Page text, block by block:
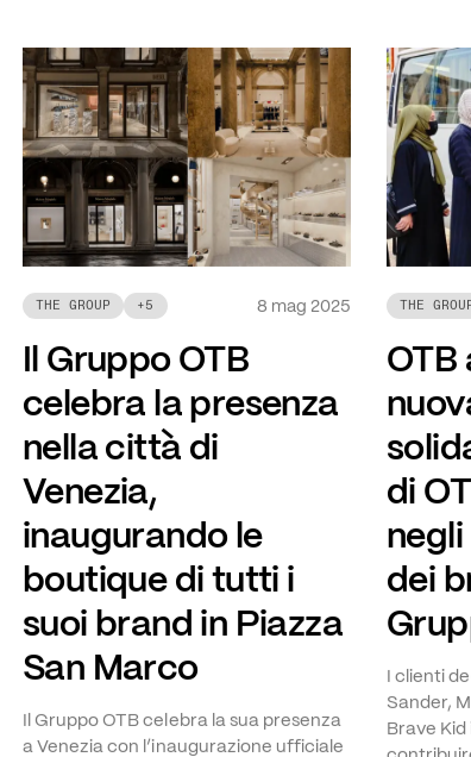
THE GROUP +5 8 mag 2025
Il Gruppo OTB
celebra la presenza
nella città di
Venezia,
inaugurando le
boutique di tutti i
suoi brand in Piazza
San Marco
Il Gruppo OTB celebra la sua presenza
a Venezia con l’inaugurazione ufficiale
THE
OTB
di
dei
I clienti
Sander,
Brave